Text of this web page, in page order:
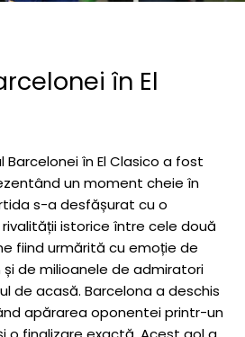
în El
în El Clasico a fost
un moment cheie în
s-a desfășurat cu o
istorice între cele două
fiind urmărită cu emoție de
de milioanele de admiratori
de acasă. Barcelona a deschis
apărarea oponentei printr-un